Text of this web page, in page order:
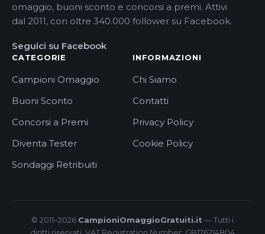
omaggio, buoni sconto e concorsi a premi. Attivi
dal 2011, con oltre 340.000 follower su Facebook.
Seguici su Facebook
CATEGORIE
Campioni Omaggio
Buoni Sconto
Concorsi a Premi
Diventa Tester
Sondaggi Retribuiti
INFORMAZIONI
Chi Siamo
Contatti
Privacy Policy
Cookie Policy
© 2011–2026 CampioniOmaggioGratuiti.it — Tutti i
diritti riservati. VAT Registration Number: GB176214804